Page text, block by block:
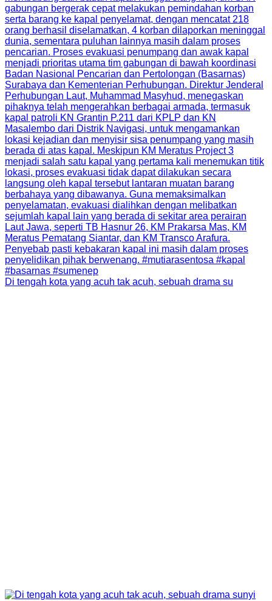
Di tengah kota yang acuh tak acuh, sebuah drama su